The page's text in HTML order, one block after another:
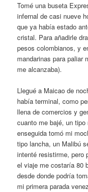
Tomé una buseta
infernal de casi nueve
que ya había estado
cristal. Para añadirle
pesos colombianos, y
mandarinas para paliar
me alcanzaba).
Llegué a Maicao de
había terminal, como
llena de comercios y
cuanto me bajé, un
enseguida tomó mi
tipo lancha, un Malibú
intenté resistirme, pero
el viaje me costaría 80
desde donde podría
mi primera parada